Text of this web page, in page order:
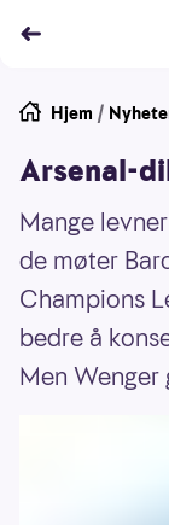
Hjem /
Arsenal-
Mange
de møter
Champions
bedre å
Men